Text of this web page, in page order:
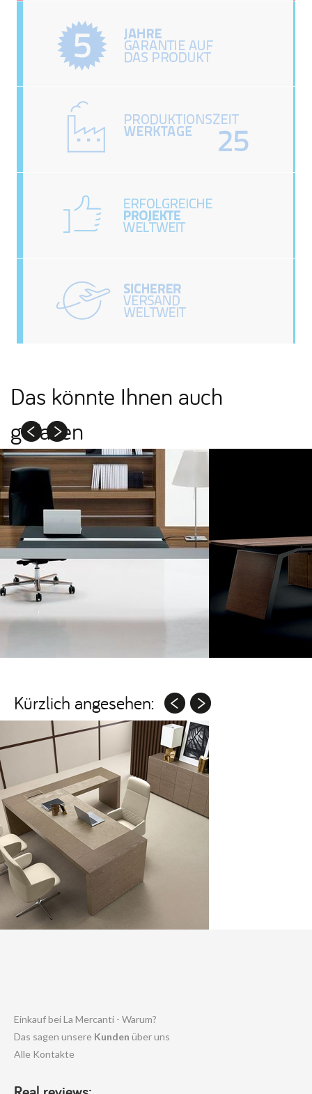
Das könnte Ihnen auch
gefallen
Kürzlich angesehen:
Einkauf bei La Mercanti - Warum?
Das sagen unsere Kunden über uns
Alle Kontakte